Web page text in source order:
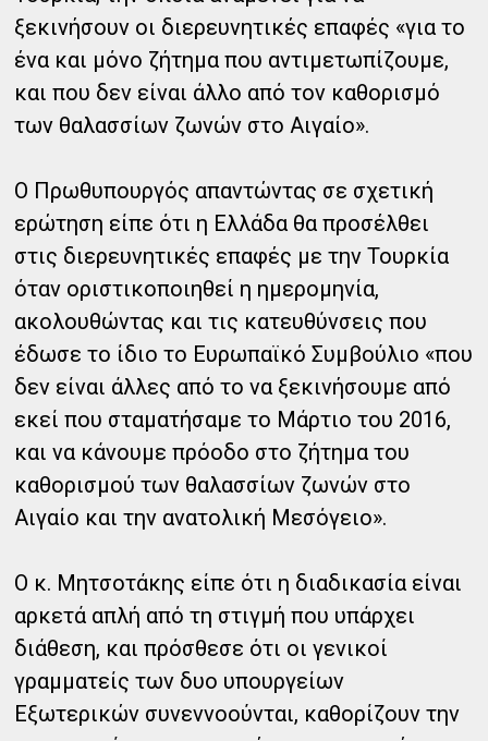
ξεκινήσουν οι διερευνητικές επαφές «για το
ένα και μόνο ζήτημα που αντιμετωπίζουμε,
και που δεν είναι άλλο από τον καθορισμό
των θαλασσίων ζωνών στο Αιγαίο».
Ο Πρωθυπουργός απαντώντας σε σχετική
ερώτηση είπε ότι η Ελλάδα θα προσέλθει
στις διερευνητικές επαφές με την Τουρκία
όταν οριστικοποιηθεί η ημερομηνία,
ακολουθώντας και τις κατευθύνσεις που
έδωσε το ίδιο το Ευρωπαϊκό Συμβούλιο «που
δεν είναι άλλες από το να ξεκινήσουμε από
εκεί που σταματήσαμε το Μάρτιο του 2016,
και να κάνουμε πρόοδο στο ζήτημα του
καθορισμού των θαλασσίων ζωνών στο
Αιγαίο και την ανατολική Μεσόγειο».
Ο κ. Μητσοτάκης είπε ότι η διαδικασία είναι
αρκετά απλή από τη στιγμή που υπάρχει
διάθεση, και πρόσθεσε ότι οι γενικοί
γραμματείς των δυο υπουργείων
Εξωτερικών συνεννοούνται, καθορίζουν την